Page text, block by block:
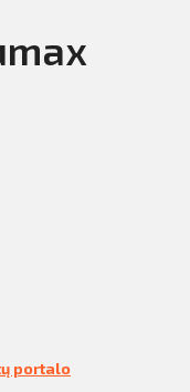
portalo